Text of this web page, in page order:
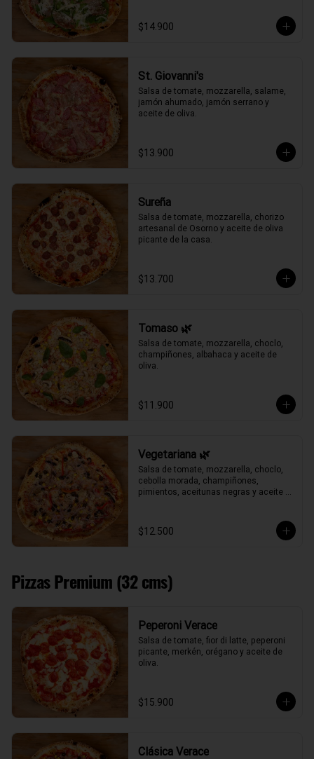
$14.900
St. Giovanni's
Salsa de tomate, mozzarella, salame,
jamón ahumado, jamón serrano y
aceite de oliva.
$13.900
Sureña
Salsa de tomate, mozzarella, chorizo
artesanal de Osorno y aceite de oliva
picante de la casa.
$13.700
Tomaso 🌿
Salsa de tomate, mozzarella, choclo,
champiñones, albahaca y aceite de
oliva.
$11.900
Vegetariana 🌿
Salsa de tomate, mozzarella, choclo,
cebolla morada, champiñones,
pimientos, aceitunas negras y aceite
$12.500
Pizzas Premium (32 cms)
Peperoni Verace
Salsa de tomate, fior di latte, peperoni
picante, merkén, orégano y aceite de
oliva.
$15.900
Clásica Verace